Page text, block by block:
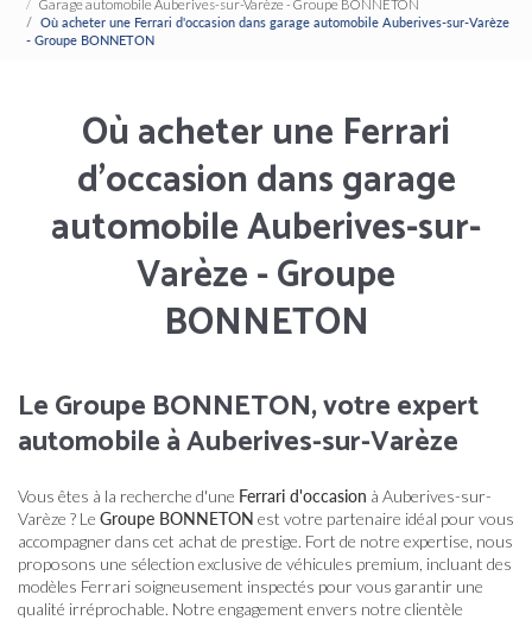
Garage automobile Auberives-sur-Varèze - Groupe BONNETON
Où acheter une Ferrari d'occasion dans garage automobile Auberives-sur-Varèze
- Groupe BONNETON
Où acheter une Ferrari
d'occasion dans garage
automobile Auberives-sur-
Varèze - Groupe
BONNETON
Le Groupe BONNETON, votre expert
automobile à Auberives-sur-Varèze
Vous êtes à la recherche d'une Ferrari d'occasion à Auberives-sur-
Varèze ? Le Groupe BONNETON est votre partenaire idéal pour vous
accompagner dans cet achat de prestige. Fort de notre expertise, nous
proposons une sélection exclusive de véhicules premium, incluant des
modèles Ferrari soigneusement inspectés pour vous garantir une
qualité irréprochable. Notre engagement envers notre clientèle